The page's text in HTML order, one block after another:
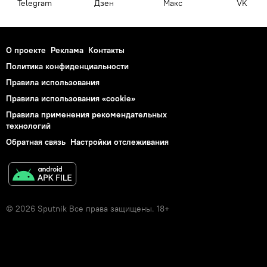
Telegram Дзен Макс VK
О проекте Реклама Контакты
Политика конфиденциальности
Правила использования
Правила использования «cookie»
Правила применения рекомендательных
технологий
Обратная связь Настройки отслеживания
© 2026 Sputnik Все права защищены. 18+